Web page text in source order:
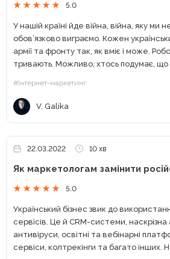
5.0
У нашій країні йде війна, війна, яку ми
обов’язково виграємо. Кожен
армії та фронту так, як вміє і може.
тривають. Можливо, хтось подумає, що
#Інтернет-маркетинг
V. Galika
22.03.2022 10 хв
Як маркетологам замінити
5.0
Український бізнес звик до
сервісів. Це й CRM-системи, наскрізна
антивіруси, освітні та вебінарні
сервіси, колтрекінги та багато інших. Наше завдання –